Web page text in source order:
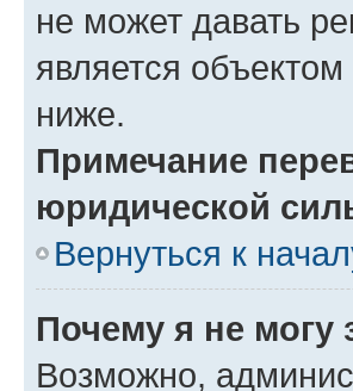
не может давать
является
ниже.
Примечание
юридической
Вернуться к
Почему я не могу
Возможно,